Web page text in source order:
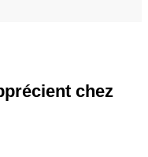
chez